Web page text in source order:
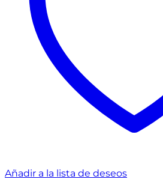
Añadir a la lista de deseos